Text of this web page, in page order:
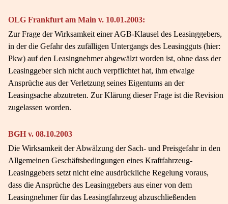
OLG Frankfurt am Main v. 10.01.2003:
Zur Frage der Wirksamkeit einer AGB-Klausel des Leasinggebers,
in der die Gefahr des zufälligen Untergangs des Leasingguts (hier:
Pkw) auf den Leasingnehmer abgewälzt worden ist, ohne dass der
Leasinggeber sich nicht auch verpflichtet hat, ihm etwaige
Ansprüche aus der Verletzung seines Eigentums an der
Leasingsache abzutreten. Zur Klärung dieser Frage ist die Revision
zugelassen worden.
BGH v. 08.10.2003
Die Wirksamkeit der Abwälzung der Sach- und Preisgefahr in den
Allgemeinen Geschäftsbedingungen eines Kraftfahrzeug-
Leasinggebers setzt nicht eine ausdrückliche Regelung voraus,
dass die Ansprüche des Leasinggebers aus einer von dem
Leasingnehmer für das Leasingfahrzeug abzuschließenden